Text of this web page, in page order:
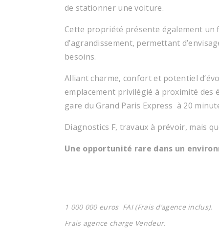
de stationner une voiture.
Cette propriété présente également
d’agrandissement, permettant
besoins.
Alliant charme, confort et potentiel
emplacement privilégié à proximité des
gare du Grand Paris Express à 20
Diagnostics F, travaux à prévoir, mais
Une opportunité rare dans un
1 000 000 euros FAI (Frais d’agence inclus).
Frais agence charge Vendeur.